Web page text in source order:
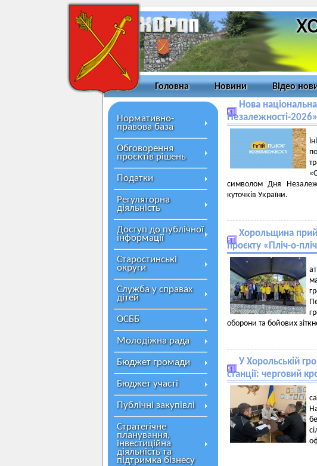
Головна Новини Відео
Нормативно-
правова база
Обговорення
проєктів рішень
Податки
Регуляторна
діяльність
Доступ до публічної
інформації
Старостинські
округи
Служба у справах
дітей
ОСББ
Молодіжна рада
Бюджет громади
Бюджет участі
Публічні закупівлі
Стратегічне
планування,
інвестиційна
діяльність та
підтримка бізнесу
Нова
Незалежності-2026»
символом Дня
куточків України.
Хорольщина
проєкту «Пліч-о-
оборони та бойових
У Хорольській
станції: черговий